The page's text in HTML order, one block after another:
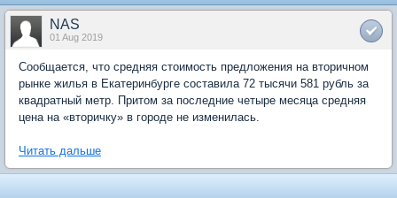
NAS
01 Aug 2019
Сообщается, что средняя стоимость предложения на вторичном
рынке жилья в Екатеринбурге составила 72 тысячи 581 рубль за
квадратный метр. Притом за последние четыре месяца средняя
цена на «вторичку» в городе не изменилась.
Читать дальше